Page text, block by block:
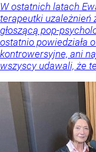
W ostatnich latach
terapeutki uzależnień
głoszącą pop-
ostatnio powiedziała
kontrowersyjne, ani
wszyscy udawali, że